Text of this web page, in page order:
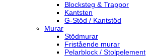
Blocksteg & Trappor
Kantsten
G-Stöd / Kantstöd
Murar
Stödmurar
Fristående murar
Pelarblock / Stolpelement